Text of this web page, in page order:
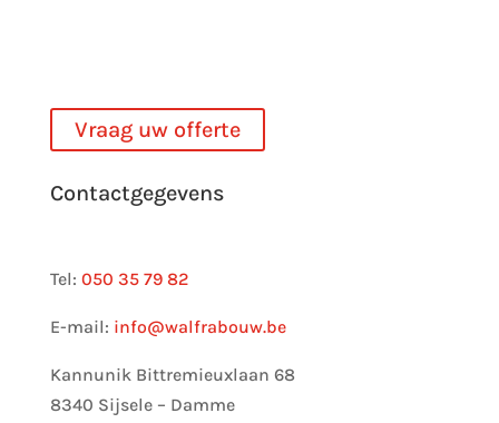
Vraag uw offerte
Contactgegevens
Tel: 050 35 79 82
E-mail: info@walfrabouw.be
Kannunik Bittremieuxlaan 68
8340 Sijsele – Damme